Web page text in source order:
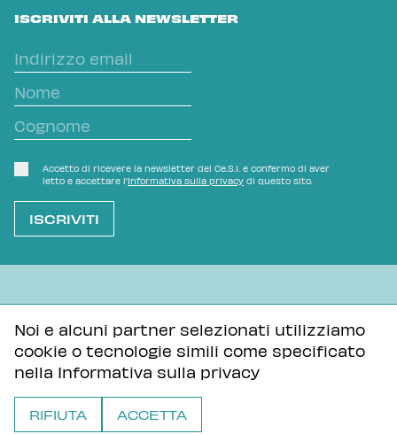
Noi e alcuni partner selezionati utilizziamo
cookie o tecnologie simili come specificato
nella Informativa sulla privacy
RIFIUTA ACCETTA
ISCRIVITI ALLA NEWSLETTER
Accetto di ricevere la newsletter del Ce.S.I. e confermo di aver
letto e accettare l'Informativa sulla privacy di questo sito.
Informativa sulla privacy
Tutti i contenuti di questa pagina sono distribuiti con
licenza Creative Commons Attribuzione - Condividi allo
stesso modo 3.0 Unported